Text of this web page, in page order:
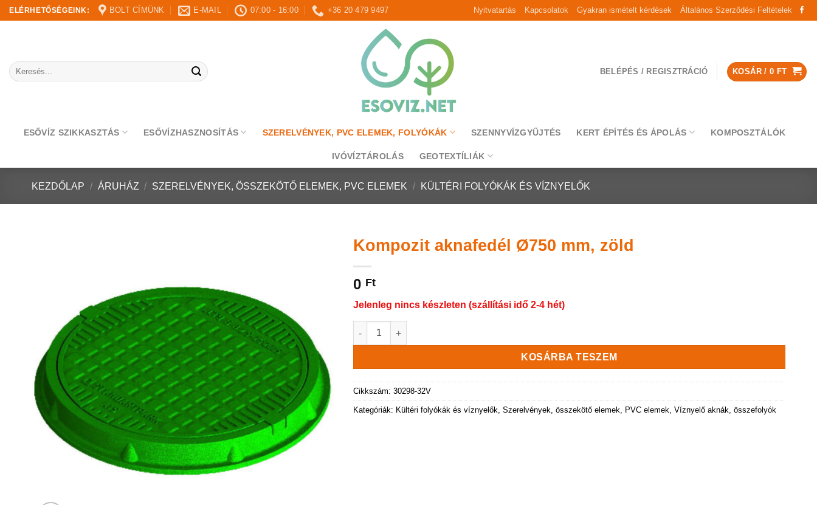
Skip
to
ELÉRHETŐSÉGEINK: BOLT CÍMÜNK E-MAIL 07:00 - 16:00 +36 20 479 9497 Nyitvatartás Kapcsolatok Gyakran ismételt kérdések Általános Szerződési Feltételek
Keresés
a
BELÉPÉS / REGISZTRÁCIÓ KOSÁR /0 FT
ESŐVÍZ SZIKKASZTÁS ESŐVÍZHASZNOSÍTÁS SZERELVÉNYEK, PVC ELEMEK, FOLYÓKÁK SZENNYVÍZGYŰJTÉS KERT ÉPÍTÉS ÉS ÁPOLÁS KOMPOSZTÁLÓK
IVÓVÍZTÁROLÁS GEOTEXTÍLIÁK
KEZDŐLAP / ÁRUHÁZ / SZERELVÉNYEK, ÖSSZEKÖTŐ ELEMEK, PVC ELEMEK / KÜLTÉRI FOLYÓKÁK ÉS VÍZNYELŐK
Kompozit aknafedél Ø750 mm, zöld
0 Ft
Jelenleg nincs készleten (szállítási idő 2-4 hét)
Kompozit aknafedél Ø750 mm, zöld mennyiség
KOSÁRBA TESZEM
Cikkszám:30298-32V
Kategóriák: Kültéri folyókák és víznyelők ,Szerelvények, összekötő elemek, PVC elemek ,Víznyelő aknák, összefolyók